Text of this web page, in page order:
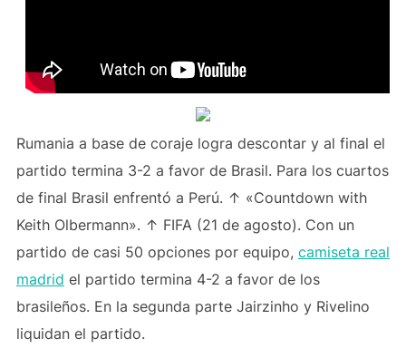
Rumania a base de coraje logra descontar y al final el
partido termina 3-2 a favor de Brasil. Para los cuartos
de final Brasil enfrentó a Perú. ↑ «Countdown with
Keith Olbermann». ↑ FIFA (21 de agosto). Con un
partido de casi 50 opciones por equipo, camiseta real
madrid el partido termina 4-2 a favor de los
brasileños. En la segunda parte Jairzinho y Rivelino
liquidan el partido.